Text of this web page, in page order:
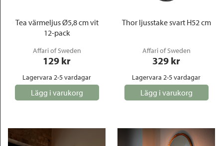
Tea värmeljus Ø5,8 cm vit
12-pack
Affari of Sweden
129 kr
Lagervara 2-5 vardagar
Lägg i varukorg
Thor ljusstake svart H52 cm
Affari of Sweden
329 kr
Lagervara 2-5 vardagar
Lägg i varukorg